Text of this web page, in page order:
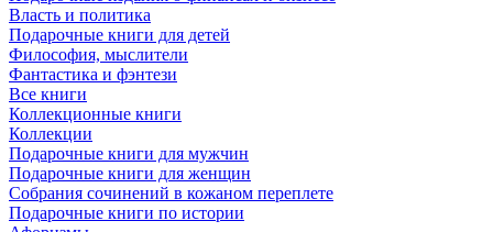
Власть и политика
Подарочные книги для детей
Философия, мыслители
Фантастика и фэнтези
Все книги
Коллекционные книги
Коллекции
Подарочные книги для мужчин
Подарочные книги для женщин
Собрания сочинений в кожаном переплете
Подарочные книги по истории